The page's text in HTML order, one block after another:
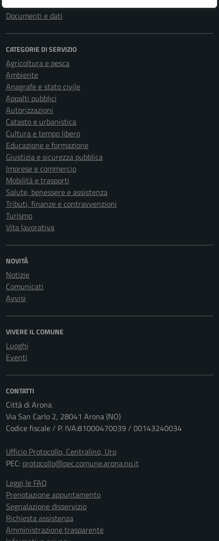
Documenti e dati
CATEGORIE DI SERVIZIO
Agricoltura e pesca
Ambiente
Anagrafe e stato civile
Appalti pubblici
Autorizzazioni
Catasto e urbanistica
Cultura e tempo libero
Educazione e formazione
Giustizia e sicurezza pubblica
Imprese e commercio
Mobilità e trasporti
Salute, benessere e assistenza
Tributi, finanze e contravvenzioni
Turismo
Vita lavorativa
NOVITÀ
Notizie
Comunicati
Avvisi
VIVERE IL COMUNE
Luoghi
Eventi
CONTATTI
Città di Arona
Via San Carlo 2, 28041 Arona (NO)
Codice fiscale / P. IVA:81000470039 / 00143240034
Ufficio Protocollo, Centralino, Urp
PEC: protocollo@pec.comune.arona.no.it
Leggi le FAQ
Prenotazione appuntamento
Segnalazione disservizio
Richiesta assistenza
Amministrazione trasparente